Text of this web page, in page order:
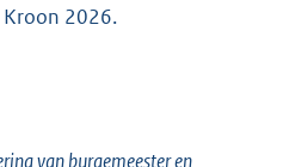
Kroon 2026.
van burgemeester en